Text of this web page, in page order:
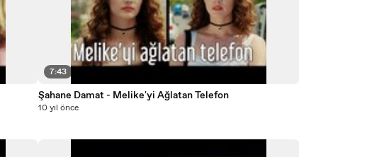
7:43
Şahane Damat - Melike'yi Ağlatan Telefon
10 yıl önce